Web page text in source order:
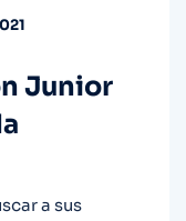
Junior
a sus